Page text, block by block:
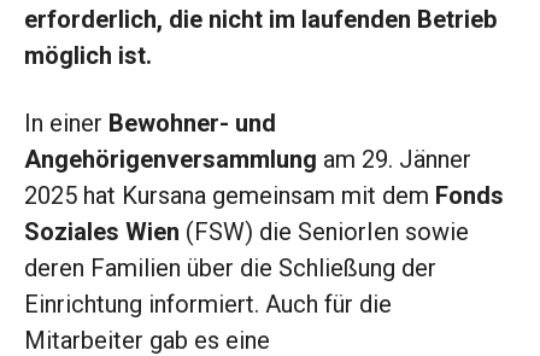
erforderlich, die nicht im laufenden Betrieb
möglich ist.
In einer Bewohner- und
Angehörigenversammlung am 29. Jänner
2025 hat Kursana gemeinsam mit dem Fonds
Soziales Wien (FSW) die SeniorIen sowie
deren Familien über die Schließung der
Einrichtung informiert. Auch für die
Mitarbeiter gab es eine